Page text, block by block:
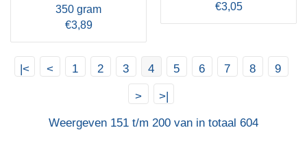
350 gram
€3,89
€3,05
|< < 1 2 3 4 5 6 7 8 9
> >|
Weergeven 151 t/m 200 van in totaal 604